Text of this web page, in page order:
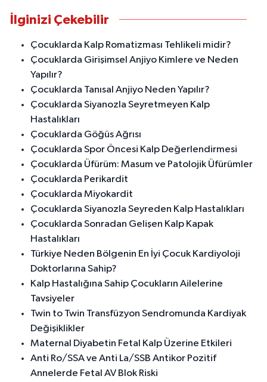
İlginizi Çekebilir
Çocuklarda Kalp Romatizması Tehlikeli midir?
Çocuklarda Girişimsel Anjiyo Kimlere ve Neden
Yapılır?
Çocuklarda Tanısal Anjiyo Neden Yapılır?
Çocuklarda Siyanozla Seyretmeyen Kalp
Hastalıkları
Çocuklarda Göğüs Ağrısı
Çocuklarda Spor Öncesi Kalp Değerlendirmesi
Çocuklarda Üfürüm: Masum ve Patolojik Üfürümler
Çocuklarda Perikardit
Çocuklarda Miyokardit
Çocuklarda Siyanozla Seyreden Kalp Hastalıkları
Çocuklarda Sonradan Gelişen Kalp Kapak
Hastalıkları
Türkiye Neden Bölgenin En İyi Çocuk Kardiyoloji
Doktorlarına Sahip?
Kalp Hastalığına Sahip Çocukların Ailelerine
Tavsiyeler
Twin to Twin Transfüzyon Sendromunda Kardiyak
Değişiklikler
Maternal Diyabetin Fetal Kalp Üzerine Etkileri
Anti Ro/SSA ve Anti La/SSB Antikor Pozitif
Annelerde Fetal AV Blok Riski